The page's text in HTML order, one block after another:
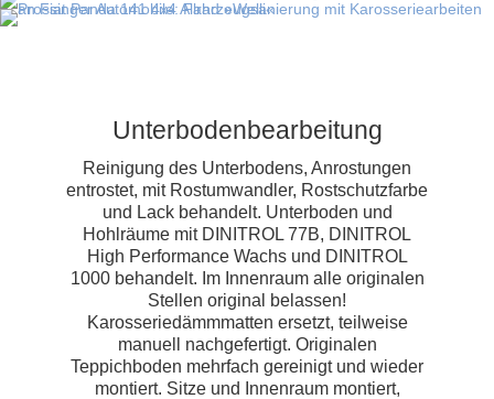
Unterbodenbearbeitung
Reinigung des Unterbodens, Anrostungen
entrostet, mit Rostumwandler, Rostschutzfarbe
und Lack behandelt. Unterboden und
Hohlräume mit DINITROL 77B, DINITROL
High Performance Wachs und DINITROL
1000 behandelt. Im Innenraum alle originalen
Stellen original belassen!
Karosseriedämmmatten ersetzt, teilweise
manuell nachgefertigt. Originalen
Teppichboden mehrfach gereinigt und wieder
montiert. Sitze und Innenraum montiert,